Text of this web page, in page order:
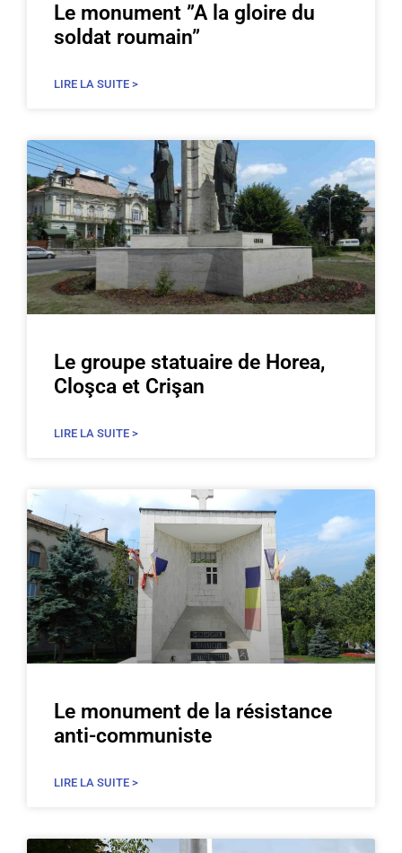
Le monument ”A la gloire du
soldat roumain”
LIRE LA SUITE >
Le groupe statuaire de Horea,
Cloşca et Crişan
LIRE LA SUITE >
Le monument de la résistance
anti-communiste
LIRE LA SUITE >